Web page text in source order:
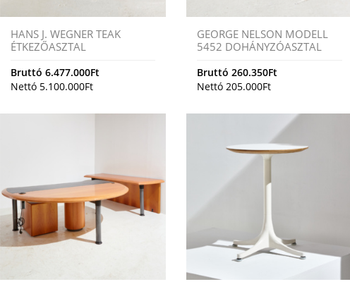
HANS J. WEGNER TEAK
ÉTKEZŐASZTAL
Bruttó 6.477.000Ft
Nettó 5.100.000Ft
GEORGE NELSON MODELL
5452 DOHÁNYZÓASZTAL
Bruttó260.350Ft
Nettó 205.000Ft